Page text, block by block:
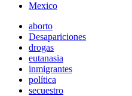
Mexico
aborto
Desapariciones
drogas
eutanasia
inmigrantes
política
secuestro